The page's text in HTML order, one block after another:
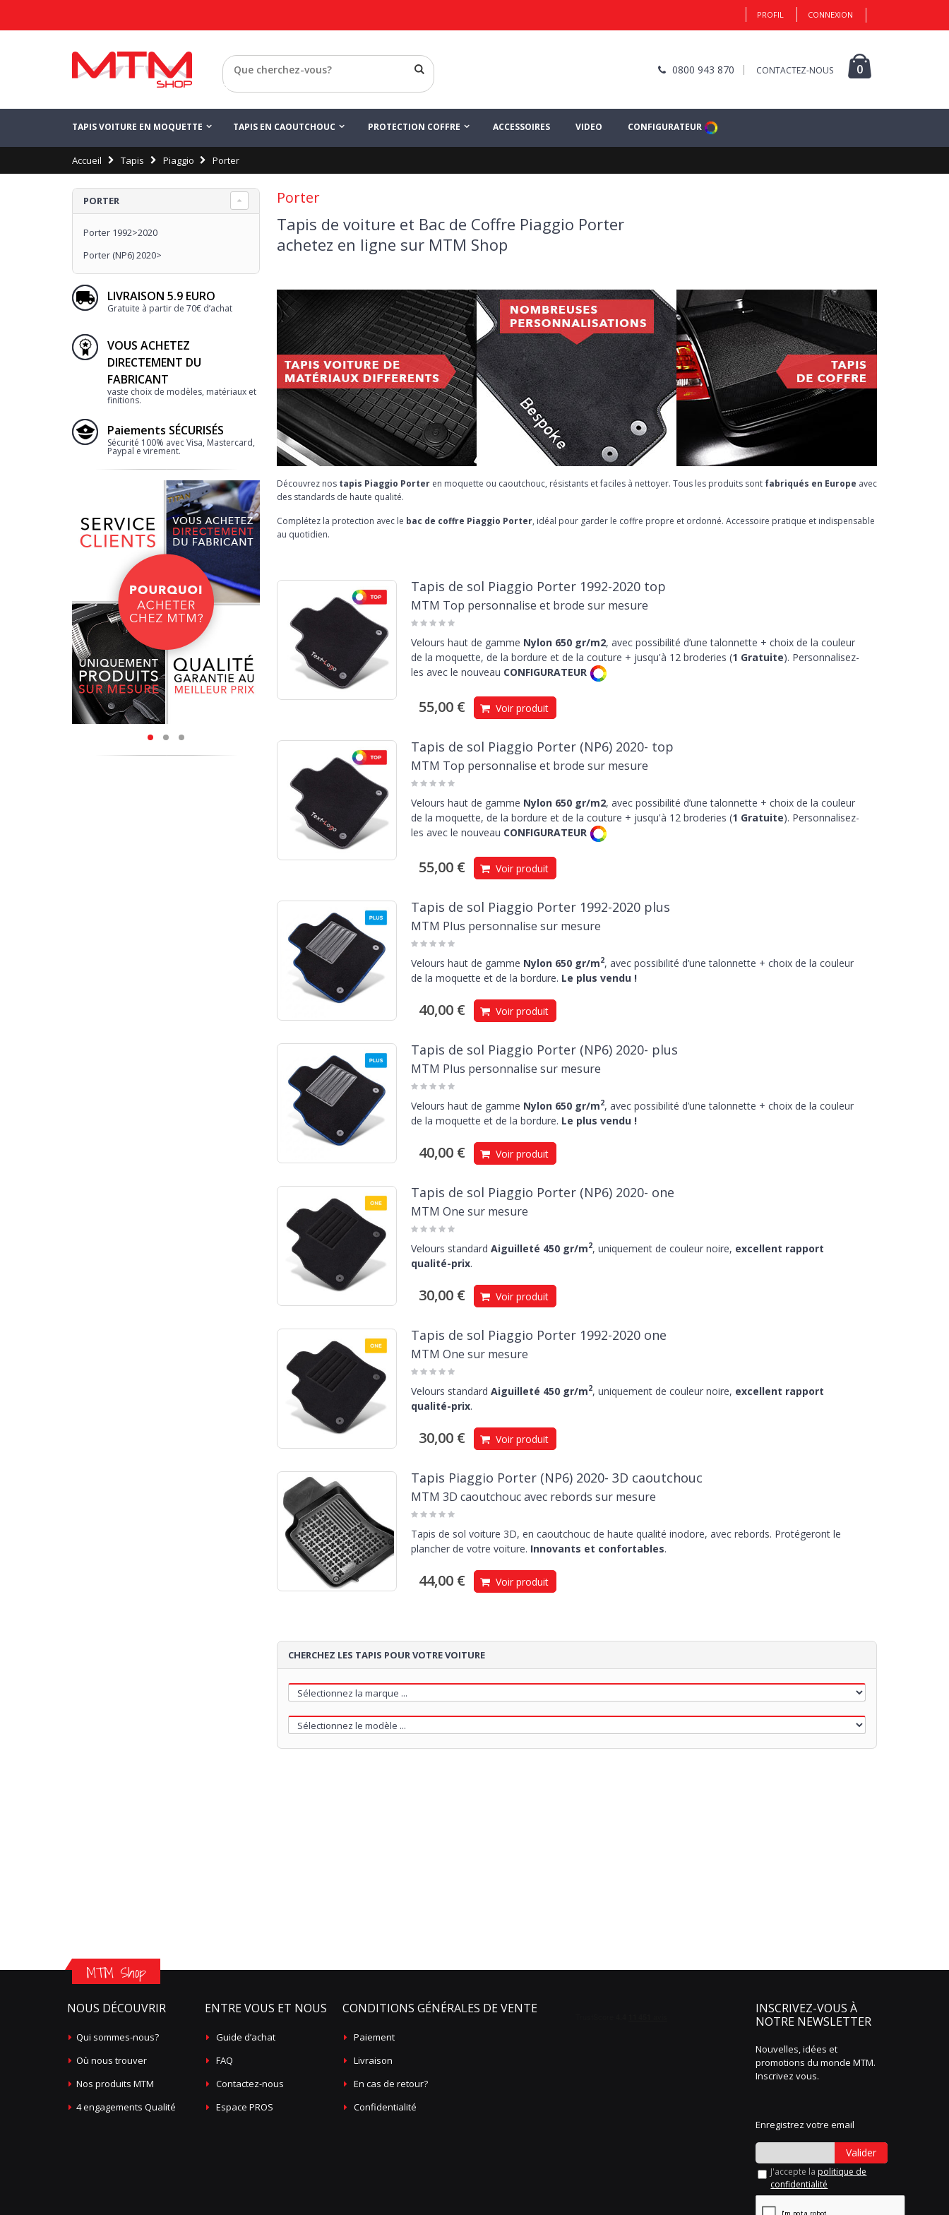
PROFIL CONNEXION
0800 943 870 CONTACTEZ-NOUS 0
Retour
TAPIS VOITURE EN MOQUETTE TAPIS EN CAOUTCHOUC PROTECTION COFFRE ACCESSOIRES VIDEO CONFIGURATEUR
Accueil Tapis Piaggio Porter
Porter
Tapis de voiture et Bac de Coffre Piaggio Porter
achetez en ligne sur MTM Shop
Découvrez nos tapis Piaggio Porteren moquette ou caoutchouc, résistants et faciles à nettoyer. Tous les produits sont fabriqués en Europe avec
des standards de haute qualité.
Complétez la protection avec le bac de coffre Piaggio Porter, idéal pour garder le coffre propre et ordonné. Accessoire pratique et indispensable
au quotidien.
Tapis de sol Piaggio Porter 1992-2020 top
MTM Top personnalise et brode sur mesure
Velours haut de gamme Nylon 650 gr/m2, avec possibilité d’une talonnette + choix de la couleur
de la moquette, de la bordure et de la couture + jusqu'à 12 broderies (1 Gratuite). Personnalisez-
les avec le nouveau CONFIGURATEUR
55,00 € Voir produit
Tapis de sol Piaggio Porter (NP6) 2020- top
MTM Top personnalise et brode sur mesure
Velours haut de gamme Nylon 650 gr/m2, avec possibilité d’une talonnette + choix de la couleur
de la moquette, de la bordure et de la couture + jusqu'à 12 broderies (1 Gratuite). Personnalisez-
les avec le nouveau CONFIGURATEUR
55,00 € Voir produit
Tapis de sol Piaggio Porter 1992-2020 plus
MTM Plus personnalise sur mesure
Velours haut de gamme Nylon 650 gr/m2, avec possibilité d’une talonnette + choix de la couleur
de la moquette et de la bordure. Le plus vendu !
40,00 € Voir produit
Tapis de sol Piaggio Porter (NP6) 2020- plus
MTM Plus personnalise sur mesure
Velours haut de gamme Nylon 650 gr/m2, avec possibilité d’une talonnette + choix de la couleur
de la moquette et de la bordure. Le plus vendu !
40,00 € Voir produit
Tapis de sol Piaggio Porter (NP6) 2020- one
MTM One sur mesure
Velours standard Aiguilleté 450 gr/m2, uniquement de couleur noire, excellent rapport
qualité-prix.
30,00 € Voir produit
Tapis de sol Piaggio Porter 1992-2020 one
MTM One sur mesure
Velours standard Aiguilleté 450 gr/m2, uniquement de couleur noire, excellent rapport
qualité-prix.
30,00 € Voir produit
Tapis Piaggio Porter (NP6) 2020- 3D caoutchouc
MTM 3D caoutchouc avec rebords sur mesure
Tapis de sol voiture 3D, en caoutchouc de haute qualité inodore, avec rebords. Protégeront le
plancher de votre voiture. Innovants et confortables.
44,00 € Voir produit
CHERCHEZ LES TAPIS POUR VOTRE VOITURE
PORTER
Porter 1992>2020
Porter (NP6) 2020>
LIVRAISON 5.9 EURO
Gratuite à partir de 70€ d’achat
VOUS ACHETEZ
DIRECTEMENT DU
FABRICANT
vaste choix de modèles, matériaux et
finitions.
Paiements SÉCURISÉS
Sécurité 100% avec Visa, Mastercard,
Paypal e virement.
MTM Shop
NOUS DÉCOUVRIR
Qui sommes-nous?
Où nous trouver
Nos produits MTM
4 engagements Qualité
ENTRE VOUS ET NOUS
Guide d’achat
FAQ
Contactez-nous
Espace PROS
CONDITIONS GÉNÉRALES DE VENTE
Paiement
Livraison
En cas de retour?
Confidentialité
INSCRIVEZ-VOUS À
NOTRE NEWSLETTER
Nouvelles, idées et
promotions du monde MTM.
Inscrivez vous.
Enregistrez votre email
Valider
J'accepte la politique de
confidentialité